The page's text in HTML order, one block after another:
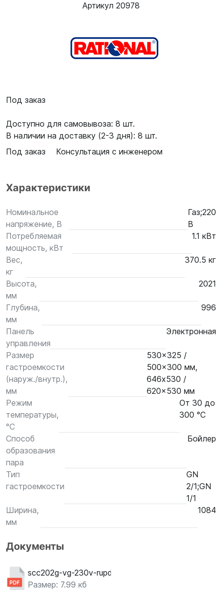
Артикул 20978
Под заказ
Доступно для самовывоза: 8 шт.
В наличии на доставку (2-3 дня): 8 шт.
Под заказ
Консультация с инженером
Характеристики
Номинальное
напряжение, В
Газ;220
В
Потребляемая
мощность, кВт
1.1 кВт
Вес,
кг
370.5 кг
Высота,
мм
2021
Глубина,
мм
996
Панель
управления
Электронная
Размер
гастроемкости
(наруж./внутр.),
мм
530x325 /
500x300 мм,
646x530 /
620x530 мм
Режим
температуры,
°С
От 30 до
300 °С
Способ
образования
пара
Бойлер
Тип
гастроемкости
GN
2/1;GN
1/1
Ширина,
мм
1084
Документы
scc202g-vg-230v-rupdf
Размер: 7.99 кб